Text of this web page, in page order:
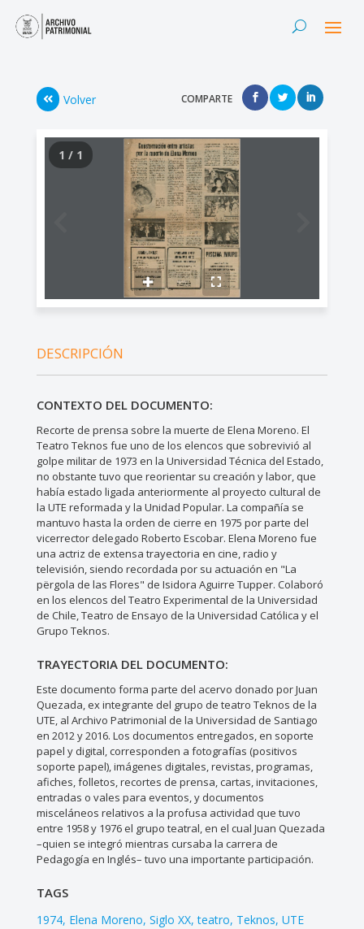
Volver COMPARTE
1 / 1
DESCRIPCIÓN
CONTEXTO DEL DOCUMENTO:
Recorte de prensa sobre la muerte de Elena Moreno. El
Teatro Teknos fue uno de los elencos que sobrevivió al
golpe militar de 1973 en la Universidad Técnica del Estado,
no obstante tuvo que reorientar su creación y labor, que
había estado ligada anteriormente al proyecto cultural de
la UTE reformada y la Unidad Popular. La compañía se
mantuvo hasta la orden de cierre en 1975 por parte del
vicerrector delegado Roberto Escobar. Elena Moreno fue
una actriz de extensa trayectoria en cine, radio y
televisión, siendo recordada por su actuación en "La
përgola de las Flores" de Isidora Aguirre Tupper. Colaboró
en los elencos del Teatro Experimental de la Universidad
de Chile, Teatro de Ensayo de la Universidad Católica y el
Grupo Teknos.
TRAYECTORIA DEL DOCUMENTO:
Este documento forma parte del acervo donado por Juan
Quezada, ex integrante del grupo de teatro Teknos de la
UTE, al Archivo Patrimonial de la Universidad de Santiago
en 2012 y 2016. Los documentos entregados, en soporte
papel y digital, corresponden a fotografías (positivos
soporte papel), imágenes digitales, revistas, programas,
afiches, folletos, recortes de prensa, cartas, invitaciones,
entradas o vales para eventos, y documentos
misceláneos relativos a la profusa actividad que tuvo
entre 1958 y 1976 el grupo teatral, en el cual Juan Quezada
–quien se integró mientras cursaba la carrera de
Pedagogía en Inglés– tuvo una importante participación.
TAGS
1974 Elena Moreno Siglo XX teatro Teknos UTE